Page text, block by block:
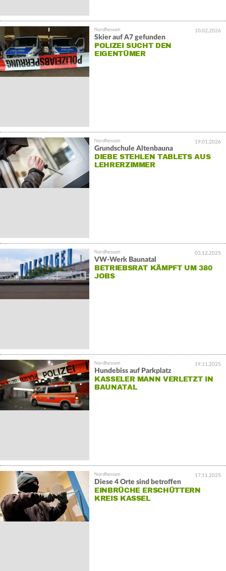
10.02.2026
Skier auf A7 gefunden
POLIZEI SUCHT DEN
EIGENTÜMER
19.01.2026
Grundschule Altenbauna
DIEBE STEHLEN TABLETS AUS
LEHRERZIMMER
03.12.2025
VW-Werk Baunatal
BETRIEBSRAT KÄMPFT UM 380
JOBS
19.11.2025
Hundebiss auf Parkplatz
KASSELER MANN VERLETZT IN
BAUNATAL
17.11.2025
Diese 4 Orte sind betroffen
EINBRÜCHE ERSCHÜTTERN
KREIS KASSEL